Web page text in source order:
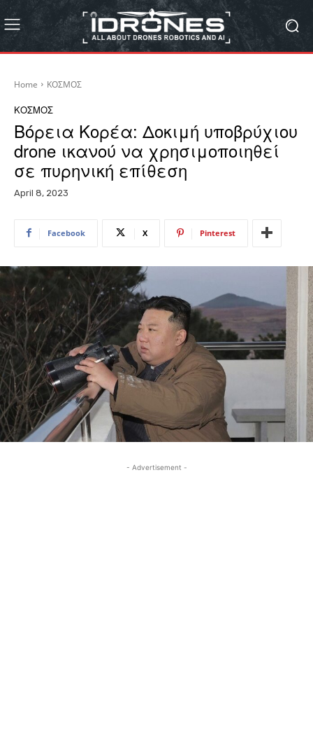
Home ΚΟΣΜΟΣ
ΚΟΣΜΟΣ
Βόρεια Κορέα: Δοκιμή υποβρύχιου
drone ικανού να χρησιμοποιηθεί
σε πυρηνική επίθεση
April 8, 2023
Facebook X Pinterest
- Advertisement -